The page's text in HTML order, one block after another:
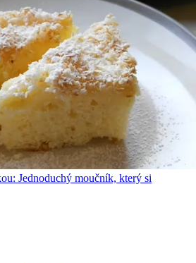
Jednoduchý moučník, který si